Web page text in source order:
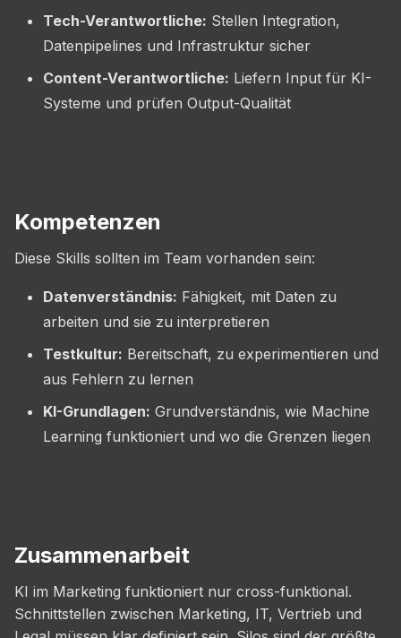
Tech-Verantwortliche: Stellen Integration,
Datenpipelines und Infrastruktur sicher
Content-Verantwortliche: Liefern Input für KI-
Systeme und prüfen Output-Qualität
Kompetenzen
Diese Skills sollten im Team vorhanden sein:
Datenverständnis: Fähigkeit, mit Daten zu
arbeiten und sie zu interpretieren
Testkultur: Bereitschaft, zu experimentieren und
aus Fehlern zu lernen
KI-Grundlagen: Grundverständnis, wie Machine
Learning funktioniert und wo die Grenzen liegen
Zusammenarbeit
KI im Marketing funktioniert nur cross-funktional.
Schnittstellen zwischen Marketing, IT, Vertrieb und